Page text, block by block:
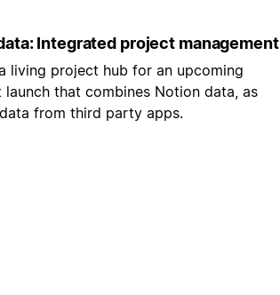
Integrated project management
living project hub for an upcoming
launch that combines Notion data, as
from third party apps.